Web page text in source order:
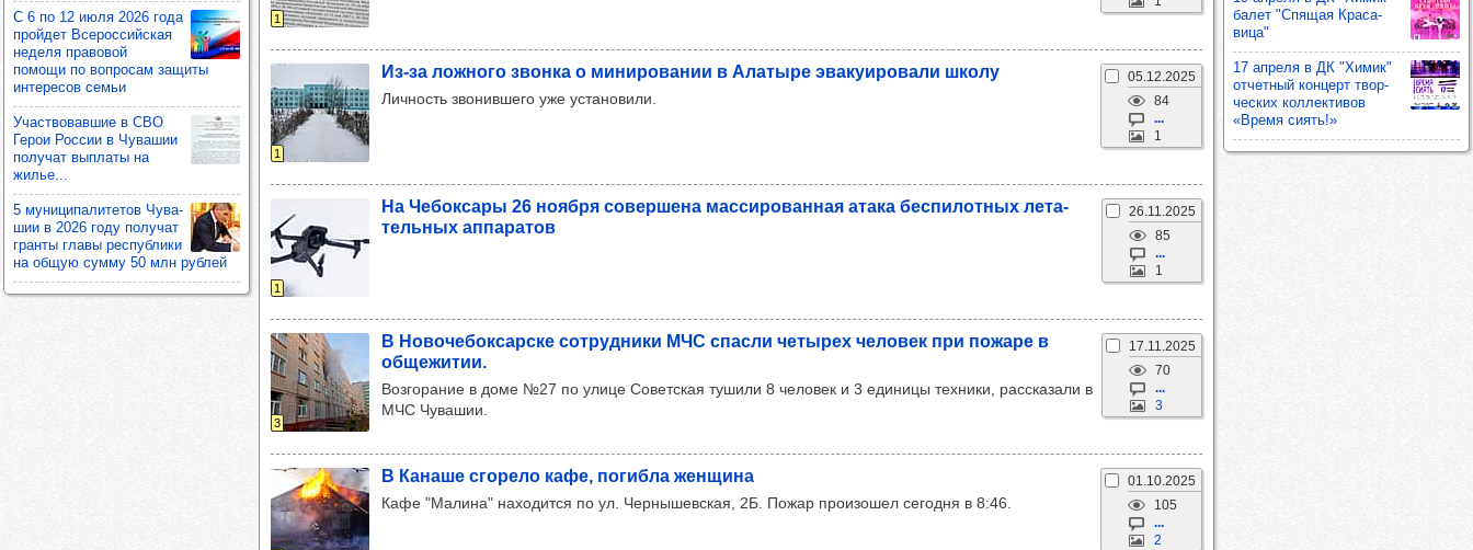
балет "Спя­щая Кра­са­
вица"
17 апреля в ДК "Химик"
отчет­ный кон­церт твор­
чес­ких кол­лек­ти­вов
«Время сиять!»
1
1
05.12.2025
84
...
1
Из-за лож­ного звонка о мини­ро­ва­нии в Ала­тыре эва­ку­иро­вали школу
Личность звонившего уже установили.
1
26.11.2025
85
...
1
На Чебок­сары 26 ноября совер­шена мас­си­ро­ван­ная атака бес­пи­лот­ных лета­
тель­ных аппа­ра­тов
3
17.11.2025
70
...
3
В Ново­че­бок­сар­ске сот­руд­ники МЧС спасли четы­рех чело­век при пожаре в
обще­жи­тии.
Возгорание в доме №27 по улице Советская тушили 8 человек и 3 единицы техники, рассказали в
МЧС Чувашии.
01.10.2025
105
...
2
В Канаше сго­рело кафе, погибла жен­щина
Кафе "Малина" находится по ул. Чернышевская, 2Б. Пожар произошел сегодня в 8:46.
С 6 по 12 июля 2026 года
прой­дет Все­рос­сий­ская
неделя пра­во­вой
помощи по воп­ро­сам защиты
инте­ре­сов семьи
Учас­тво­вав­шие в СВО
Герои Рос­сии в Чува­шии
полу­чат вып­латы на
жилье...
5 муни­ци­па­ли­те­тов Чува­
шии в 2026 году полу­чат
гранты главы рес­пуб­лики
на общую сумму 50 млн руб­лей